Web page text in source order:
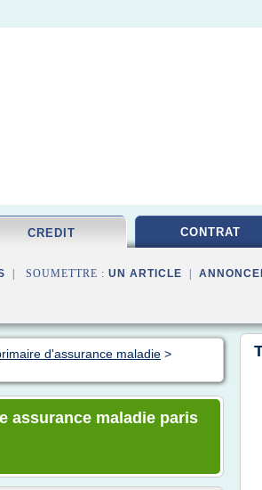
CREDIT CONTRAT
| SOUMETTRE : UN ARTICLE
d'assurance maladie >
assurance maladie paris